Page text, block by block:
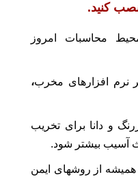
کنید.
محاسبات امروز
نرم افزارهای مخرب،
و دانا برای تخریب
آسیب بیشتر شود.
همیشه از روشهای ایمن